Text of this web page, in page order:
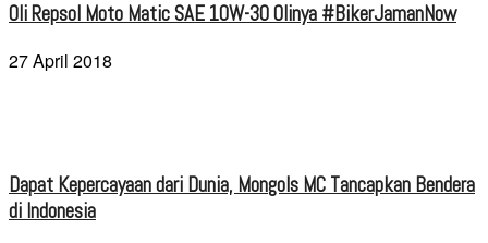
Oli Repsol Moto Matic SAE 10W-30 Olinya #BikerJamanNow
27 April 2018
Dapat Kepercayaan dari Dunia, Mongols MC Tancapkan Bendera
di Indonesia